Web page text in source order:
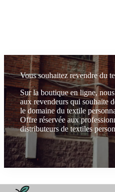
Vous souhaitez revendre du
Sur la boutique en ligne,
aux revendeurs qui souhaite
le domaine du textile
Offre réservée aux
distributeurs de textiles